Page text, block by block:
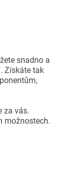
snadno a
Získáte tak
za vás.
možnostech.